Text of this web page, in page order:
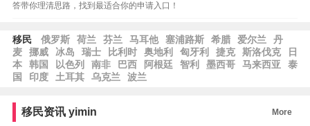
答带你理清思路，找到最适合你的申请入口！
移民 俄罗斯 荷兰 芬兰 马耳他 塞浦路斯 希腊 爱尔兰
丹
麦
挪威 冰岛 瑞士 比利时 奥地利 匈牙利 捷克 斯洛伐克
日
本
韩国 以色列 南非 巴西 阿根廷 智利 墨西哥 马来西亚
泰
国
印度 土耳其 乌克兰 波兰
移民资讯 yimin More